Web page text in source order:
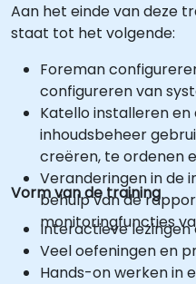
Aan het einde van deze
staat tot het volgende:
Foreman
configureren van
Katello installeren
inhoudsbeheer
creëren, te ordenen
Veranderingen in de
behulp van de
monitoringfuncties
Vorm van de training
Interactieve lezingen
Veel oefeningen en
Hands-on werken in